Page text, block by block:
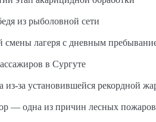
из рыболовной сети
смены лагеря с дневным
в Сургуте
за установившейся рекордной
— одна из причин лесных